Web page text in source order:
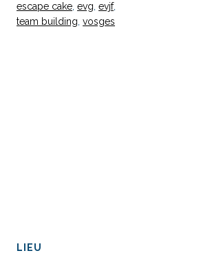
escape cake, evg, evjf,
team building, vosges
LIEU